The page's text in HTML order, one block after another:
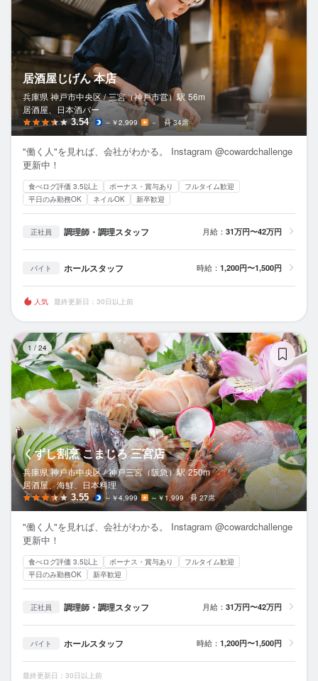
居酒屋じげん 本店
兵庫県 神戸市中央区 / 三宮（神戸市営）駅 56m
居酒屋、日本酒バー
3.54 ～￥2,999 － 34席
"働く人"を見れば、会社がわかる。 Instagram @cowardchallenge
更新中！
食べログ評価 3.5以上 ボーナス・賞与あり
フルタイム歓迎
平日のみ勤務OK
ネイルOK 新卒歓迎
正社員 調理師・調理スタッフ 月給： 31万円〜42万円
バイト ホールスタッフ 時給： 1,200円〜1,500円
人気 最終更新日：30日以上前
1 / 24
くずし割烹 こまじろ 三宮店
兵庫県 神戸市中央区 / 神戸三宮（阪急）駅 250m
居酒屋、海鮮、日本料理
3.55 ～￥4,999 ～￥1,999 27席
"働く人"を見れば、会社がわかる。 Instagram @cowardchallenge
更新中！
食べログ評価 3.5以上 ボーナス・賞与あり
フルタイム歓迎
平日のみ勤務OK
新卒歓迎
正社員 調理師・調理スタッフ 月給： 31万円〜42万円
バイト ホールスタッフ 時給： 1,200円〜1,500円
最終更新日：30日以上前